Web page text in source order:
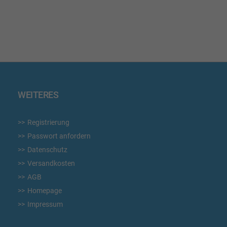
WEITERES
Registrierung
Passwort anfordern
Datenschutz
Versandkosten
AGB
Homepage
Impressum